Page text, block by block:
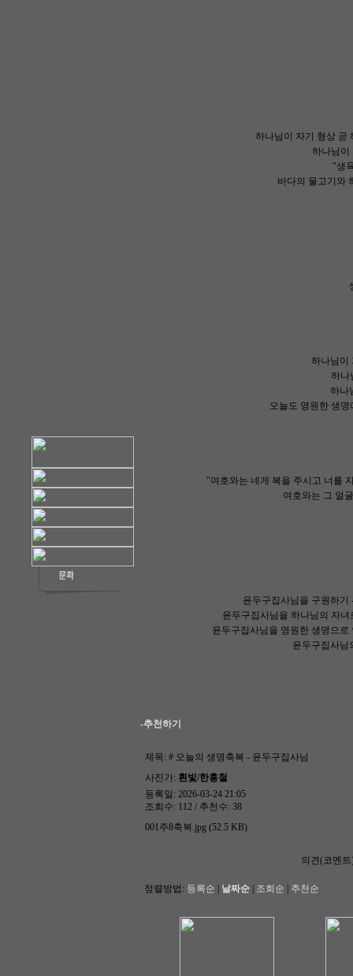
하나님이 자기 형상 곧
하나님이
"생
바다의 물고기와
하나님이
하나
하나
오늘도 영원한 생
"여호와는 네게 복을 주시고 너를
여호와는 그 얼
윤두구집사님을 구원하
윤두구집사님을 하나님의 자
윤두구집사님을 영원한 생명으
윤두구집사님
-추천하기
제목: # 오늘의 생명축복 - 윤두구집사님
사진가: 흰빛/한홍철
등록일: 2026-03-24 21:05
조회수: 112 / 추천수: 38
001주8축복.jpg (52.5 KB)
의견(코멘
정렬방법: 등록순 날짜순 조회순 추천순